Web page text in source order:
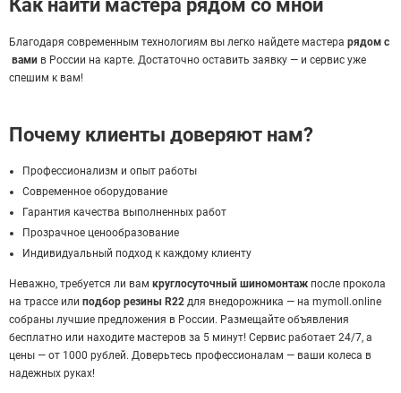
Как найти мастера рядом со мной
Благодаря современным технологиям вы легко найдете мастера рядом с
вами в России на карте. Достаточно оставить заявку — и сервис уже
спешим к вам!
Почему клиенты доверяют нам?
Профессионализм и опыт работы
Современное оборудование
Гарантия качества выполненных работ
Прозрачное ценообразование
Индивидуальный подход к каждому клиенту
Неважно, требуется ли вам круглосуточный шиномонтаж после прокола
на трассе или подбор резины R22 для внедорожника — на mymoll.online
собраны лучшие предложения в России. Размещайте объявления
бесплатно или находите мастеров за 5 минут! Сервис работает 24/7, а
цены — от 1000 рублей. Доверьтесь профессионалам — ваши колеса в
надежных руках!